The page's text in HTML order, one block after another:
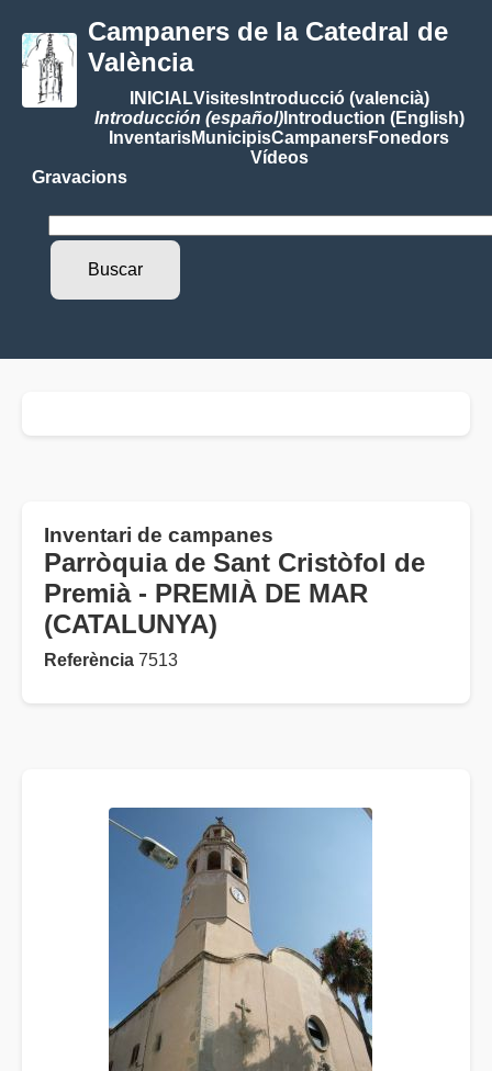
Campaners de la Catedral de
València
INICIALVisitesIntroducció (valencià)
Introducción (español)Introduction (English)
InventarisMunicipisCampanersFonedors
Vídeos
Gravacions
Inventari de campanes
Parròquia de Sant Cristòfol de
Premià - PREMIÀ DE MAR
(CATALUNYA)
Referència 7513